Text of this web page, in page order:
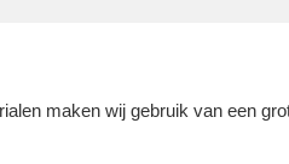
maken wij gebruik van een